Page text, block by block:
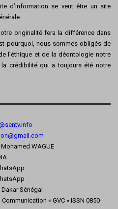
d’information se veut être un site
originalité fera la différence dans
pourquoi, nous sommes obligés de
l’éthique et de la déontologie notre
crédibilité qui a toujours été notre
info
WAGUE
Dakar Sénégal
« GVC » ISSN 0850-